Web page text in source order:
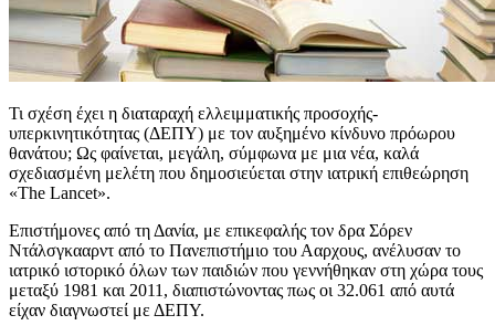
Τι σχέση έχει η διαταραχή ελλειμματικής προσοχής-
υπερκινητικότητας (ΔΕΠΥ) με τον αυξημένο κίνδυνο πρόωρου
θανάτου; Ως φαίνεται, μεγάλη, σύμφωνα με μια νέα, καλά
σχεδιασμένη μελέτη που δημοσιεύεται στην ιατρική επιθεώρηση
«The Lancet».
Επιστήμονες από τη Δανία, με επικεφαλής τον δρα Σόρεν
Ντάλσγκααρντ από το Πανεπιστήμιο του Ααρχους, ανέλυσαν το
ιατρικό ιστορικό όλων των παιδιών που γεννήθηκαν στη χώρα τους
μεταξύ 1981 και 2011, διαπιστώνοντας πως οι 32.061 από αυτά
είχαν διαγνωστεί με ΔΕΠΥ.